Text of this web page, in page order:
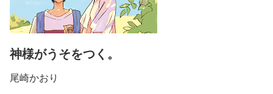
神様がうそをつく。
尾崎かおり